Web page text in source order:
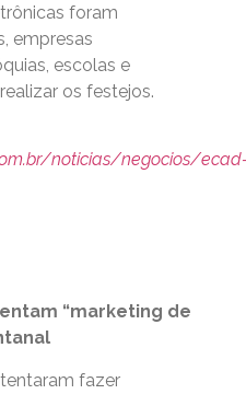
foram
empresas
escolas e
os festejos.
noticias/negocios/
“marketing de
fazer